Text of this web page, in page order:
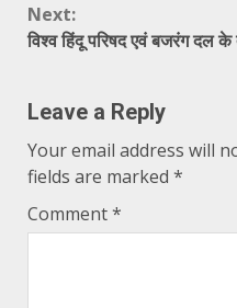
Next:
विश्व हिंदू परिषद एवं बजरंग दल के
Leave a Reply
Your email address will
fields are marked *
Comment*